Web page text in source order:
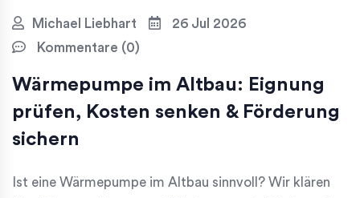
Michael Liebhart
26 Jul 2026
Kommentare (0)
Wärmepumpe im Altbau: Eignung
prüfen, Kosten senken & Förderung
sichern
Ist eine Wärmepumpe im Altbau sinnvoll? Wir klären